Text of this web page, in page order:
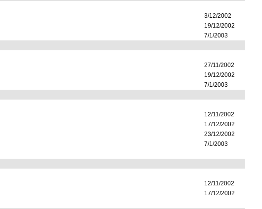
3/12/2002
19/12/2002
7/1/2003
27/11/2002
19/12/2002
7/1/2003
12/11/2002
17/12/2002
23/12/2002
7/1/2003
12/11/2002
17/12/2002